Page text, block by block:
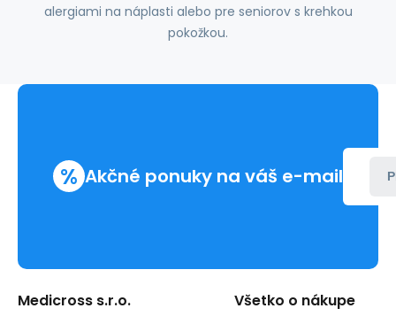
alergiami na náplasti alebo pre seniorov s krehkou
pokožkou.
% Akčné ponuky na váš e-mail
Medicross s.r.o. Všetko o nákupe